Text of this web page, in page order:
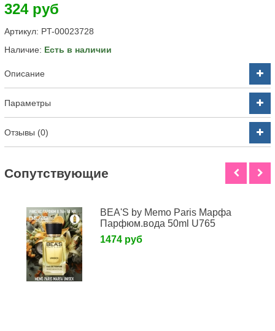
324 руб
Артикул: PT-00023728
Наличие: Есть в наличии
Описание
Параметры
Отзывы (0)
Cопутствующие
BEA'S by Memo Paris Марфа
Парфюм.вода 50ml U765
1474 руб